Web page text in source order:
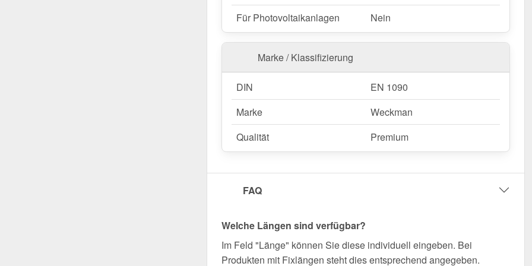
Für Photovoltaikanlagen
Nein
Marke / Klassifizierung
DIN
EN 1090
Marke
Weckman
Qualität
Premium
FAQ
Welche Längen sind verfügbar?
Im Feld "Länge" können Sie diese individuell eingeben. Bei
Produkten mit Fixlängen steht dies entsprechend angegeben.